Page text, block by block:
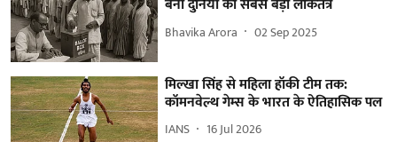
बना दुनिया का सबसे बड़ा लोकतंत्र
Bhavika Arora 02 Sep 2025
मिल्खा सिंह से महिला हॉकी टीम तक:
कॉमनवेल्थ गेम्स के भारत के ऐतिहासिक पल
IANS 16 Jul 2026